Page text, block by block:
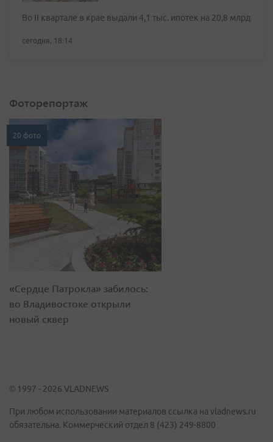
Во II квартале в крае выдали 4,1 тыс. ипотек на 20,8 млрд
сегодня, 18:14
Фоторепортаж
20 фото
«Сердце Патрокла» забилось:
во Владивостоке открыли
новый сквер
© 1997 - 2026 VLADNEWS
При любом использовании материалов ссылка на vladnews.ru
обязательна. Коммерческий отдел 8 (423) 249-8800